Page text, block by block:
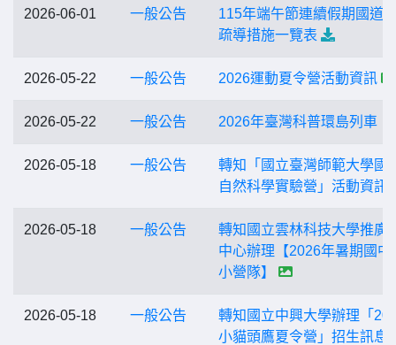
2026-06-01 一般公告
115年端午節連續假期國道
疏導措施一覽表
2026-05-22 一般公告 2026運動夏令營活動資訊
2026-05-22 一般公告 2026年臺灣科普環島列車
2026-05-18 一般公告
轉知「國立臺灣師範大學國
自然科學實驗營」活動資訊
2026-05-18 一般公告
轉知國立雲林科技大學推廣
中心辦理【2026年暑期國中
小營隊】
2026-05-18 一般公告
轉知國立中興大學辦理「
小貓頭鷹夏令營」招生訊息